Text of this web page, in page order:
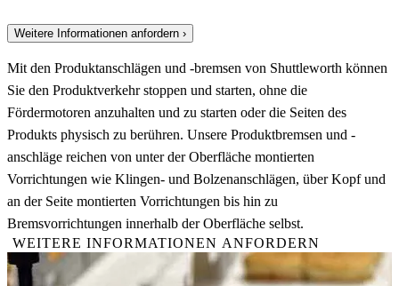
Weitere Informationen anfordern ›
Mit den Produktanschlägen und -bremsen von Shuttleworth können
Sie den Produktverkehr stoppen und starten, ohne die
Fördermotoren anzuhalten und zu starten oder die Seiten des
Produkts physisch zu berühren. Unsere Produktbremsen und -
anschläge reichen von unter der Oberfläche montierten
Vorrichtungen wie Klingen- und Bolzenanschlägen, über Kopf und
an der Seite montierten Vorrichtungen bis hin zu
Bremsvorrichtungen innerhalb der Oberfläche selbst.
WEITERE INFORMATIONEN ANFORDERN